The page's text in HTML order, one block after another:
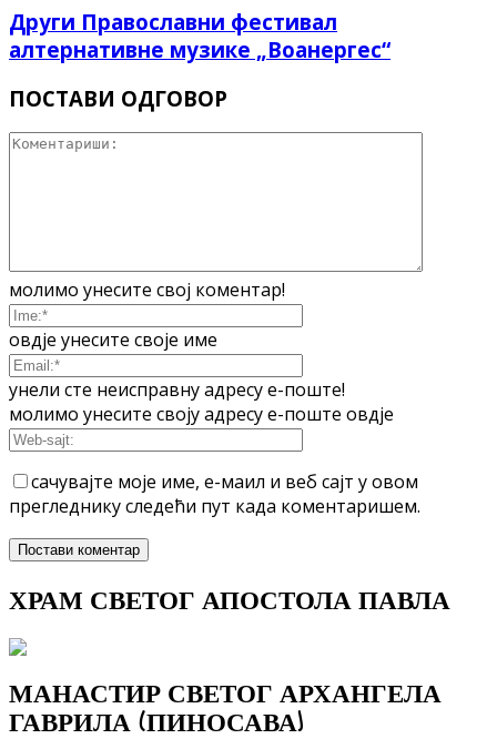
Други Православни фестивал
алтернативне музике „Воанергес“
ПОСТАВИ ОДГОВОР
молимо унесите свој коментар!
овдје унесите своје име
унели сте неисправну адресу е-поште!
молимо унесите своју адресу е-поште овдје
сачувајте моје име, е-маил и веб сајт у овом
прегледнику следећи пут када коментаришем.
ХРАМ СВЕТОГ АПОСТОЛА ПАВЛА
МАНАСТИР СВЕТОГ АРХАНГЕЛА
ГАВРИЛА (ПИНОСАВА)